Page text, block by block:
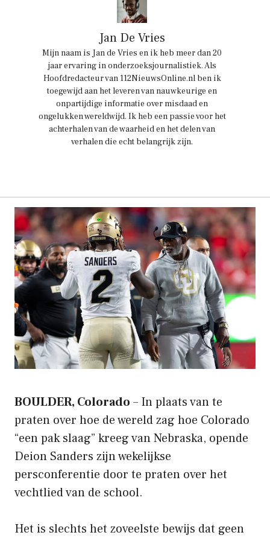
Jan De Vries
Mijn naam is Jan de Vries en ik heb meer dan 20
jaar ervaring in onderzoeksjournalistiek. Als
Hoofdredacteur van 112NieuwsOnline.nl ben ik
toegewijd aan het leveren van nauwkeurige en
onpartijdige informatie over misdaad en
ongelukken wereldwijd. Ik heb een passie voor het
achterhalen van de waarheid en het delen van
verhalen die echt belangrijk zijn.
BOULDER, Colorado – In plaats van te
praten over hoe de wereld zag hoe Colorado
“een pak slaag” kreeg van Nebraska, opende
Deion Sanders zijn wekelijkse
persconferentie door te praten over het
vechtlied van de school.
Het is slechts het zoveelste bewijs dat geen